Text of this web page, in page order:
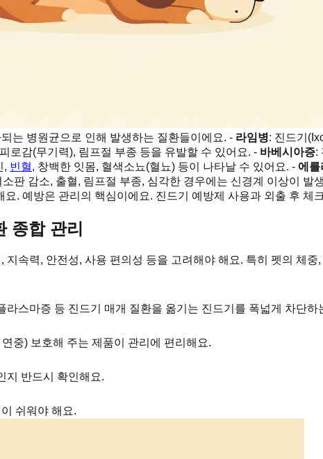
는 병원균으로 인해 발생하는 질환들이에요. - 라임병: 진드기
로감(무기력), 림프절 부종 등을 유발할 수 있어요. - 바베시아증:
, 빈혈, 창백한 잇몸, 혈색소뇨(혈뇨) 등이 나타날 수 있어요. - 에를
판 감소, 출혈, 림프절 부종, 심각한 경우에는 신경계 이상이
. 예방은 관리의 핵심이에요. 진드기 예방제 사용과 외출 후 체
종합 관리
속력, 안전성, 사용 편의성 등을 고려해야 해요. 특히 펫의 체
라스마증 등 진드기 매개 질환을 옮기는 진드기를 폭넓게 차단하
중) 보호해 주는 제품이 관리에 편리해요.
지 반드시 확인해요.
쉬워야 해요.